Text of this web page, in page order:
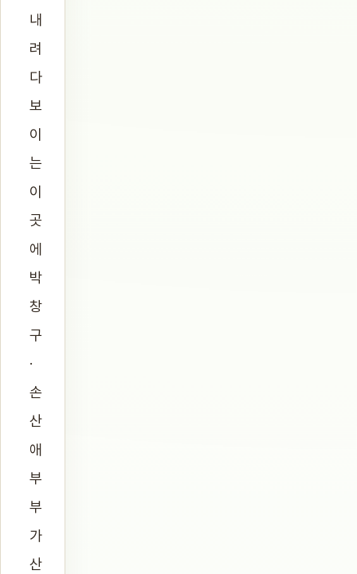
내
려
다
보
이
는
이
곳
에
박
창
구
·
손
산
애
부
부
가
산